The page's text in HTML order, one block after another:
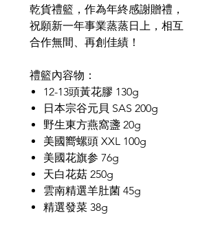
乾貨禮籃，作為年終感謝贈禮，
祝願新一年事業蒸蒸日上，相互
合作無間、再創佳績！
禮籃內容物：
12-13頭黃花膠 130g
日本宗谷元貝 SAS 200g
野生東方燕窩盞 20g
美國嚮螺頭 XXL 100g
美國花旗参 76g
天白花菇 250g
雲南精選羊肚菌 45g
精選發菜 38g